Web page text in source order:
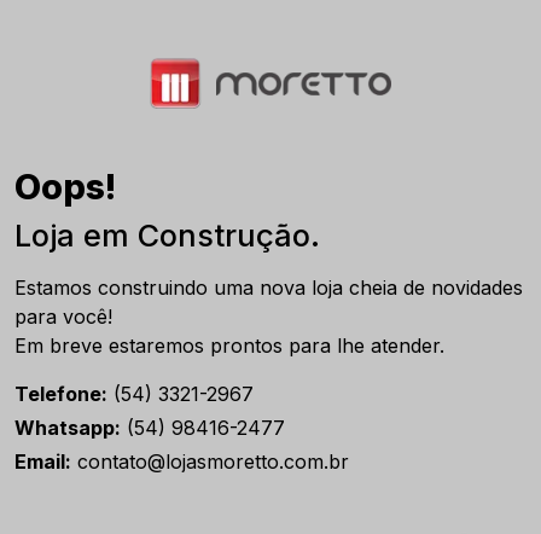
Oops!
Loja em Construção.
Estamos construindo uma nova loja cheia de novidades
para você!
Em breve estaremos prontos para lhe atender.
Telefone: (54) 3321-2967
Whatsapp: (54) 98416-2477
Email: contato@lojasmoretto.com.br